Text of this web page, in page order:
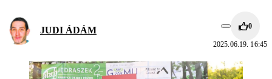
JUDI ÁDÁM 0
2025.06.19. 16:45